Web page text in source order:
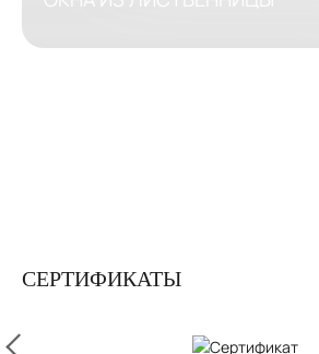
СЕРТИФИКАТЫ